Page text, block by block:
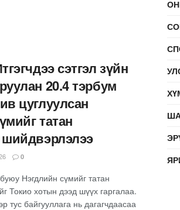
сэтгэл зүйн
20.4 тэрбум
цуглуулсан
татан
шийдвэрлэлээ
0
Нэгдлийн сүмийг татан
Токио хотын дээд шүүх гаргалаа.
тус байгууллага нь дагагчдаасаа